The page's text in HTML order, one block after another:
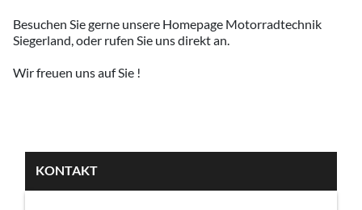
Besuchen Sie gerne unsere Homepage Motorradtechnik
Siegerland, oder rufen Sie uns direkt an.
Wir freuen uns auf Sie !
KONTAKT